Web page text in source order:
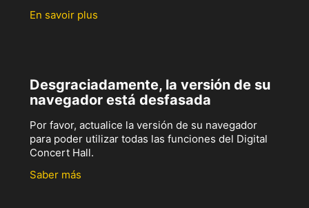
En savoir plus
Desgraciadamente, la versión de su
navegador está desfasada
Por favor, actualice la versión de su navegador
para poder utilizar todas las funciones del Digital
Concert Hall.
Saber más